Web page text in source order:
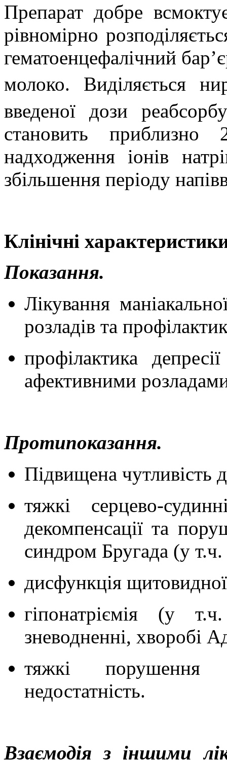
Препарат добре
рівномірно
гематоенцефалічний
молоко. Виділяється
введеної дози
становить
надходження іонів
збільшення періоду
Клінічні
Показання.
Лікування
розладів та
профілактика
афективними
Протипоказання.
Підвищена чутливість
тяжкі серцево-
декомпенсації та
синдром Бругада (у
дисфункція
гіпонатріємія (у
зневодненні, хворобі
тяжкі порушення
недостатність.
Взаємодія з іншими